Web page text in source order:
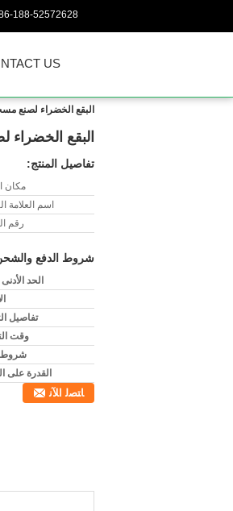
188-52572628
US
البقع الخضراء لصنع
البقع
تفاصيل المنتج:
مكان
اسم العلامة
رقم
شروط الدفع
الحد
تفاصيل
وقت
شروط
القدرة على
ﺎﺘﺼﻟ ﺍﻶﻧ